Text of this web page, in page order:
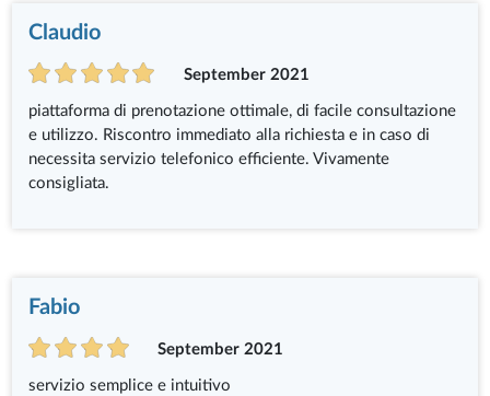
Claudio
September 2021
piattaforma di prenotazione ottimale, di facile consultazione
e utilizzo. Riscontro immediato alla richiesta e in caso di
necessita servizio telefonico efficiente. Vivamente
consigliata.
Fabio
September 2021
servizio semplice e intuitivo